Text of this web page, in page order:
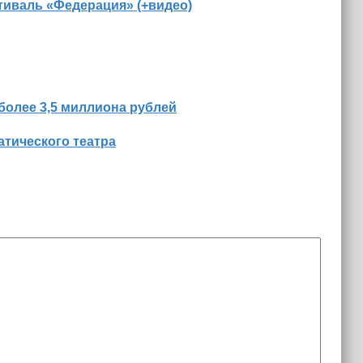
«Федерация» (+видео)
3,5 миллиона рублей
театра